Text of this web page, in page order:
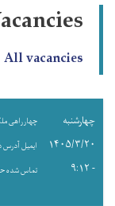
All vacancies
چهارشنبه
۱۴۰۵/۳/۲۰
- ۹:۱۲
چهارراهی
تماس شده